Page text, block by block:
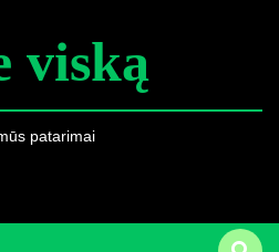
viską
patarimai